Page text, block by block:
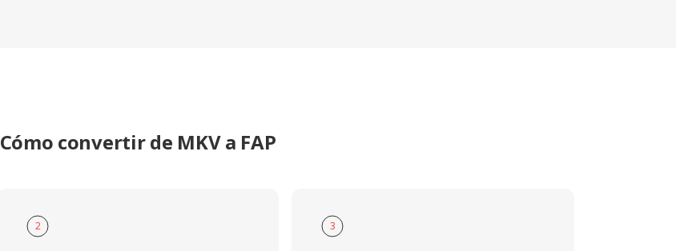
Cómo convertir de MKV a FAP
2 3